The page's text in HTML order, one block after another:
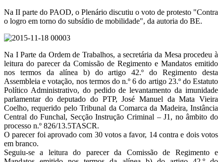
Na II parte do PAOD, o Plenário discutiu o voto de protesto "Contra
o logro em torno do subsídio de mobilidade", da autoria do BE.
Na I Parte da Ordem de Trabalhos, a secretária da Mesa procedeu à
leitura do parecer da Comissão de Regimento e Mandatos emitido
nos termos da alínea b) do artigo 42.º do Regimento desta
Assembleia e votação, nos termos do n.º 6 do artigo 23.º do Estatuto
Político Administrativo, do pedido de levantamento da imunidade
parlamentar do deputado do PTP, José Manuel da Mata Vieira
Coelho, requerido pelo Tribunal da Comarca da Madeira, Instância
Central do Funchal, Secção Instrução Criminal – J1, no âmbito do
processo n.º 826/13.5TASCR.
O parecer foi aprovado com 30 votos a favor, 14 contra e dois votos
em branco.
Seguiu-se a leitura do parecer da Comissão de Regimento e